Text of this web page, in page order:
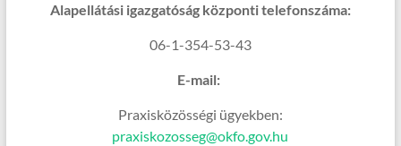
Alapellátási igazgatóság központi telefonszáma:
06-1-354-53-43
E-mail:
Praxisközösségi ügyekben:
praxiskozosseg@okfo.gov.hu